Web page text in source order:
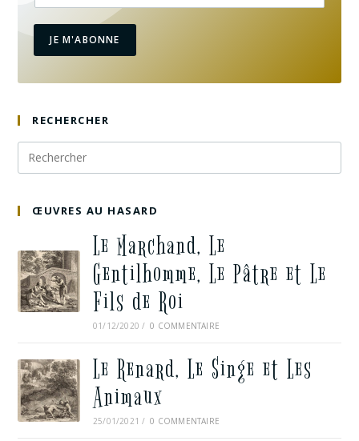
JE M'ABONNE
RECHERCHER
ŒUVRES AU HASARD
Le Marchand, Le
Gentilhomme, Le Pâtre et Le
Fils de Roi
01/12/2020 / 0 COMMENTAIRE
Le Renard, Le Singe et Les
Animaux
25/01/2021 / 0 COMMENTAIRE